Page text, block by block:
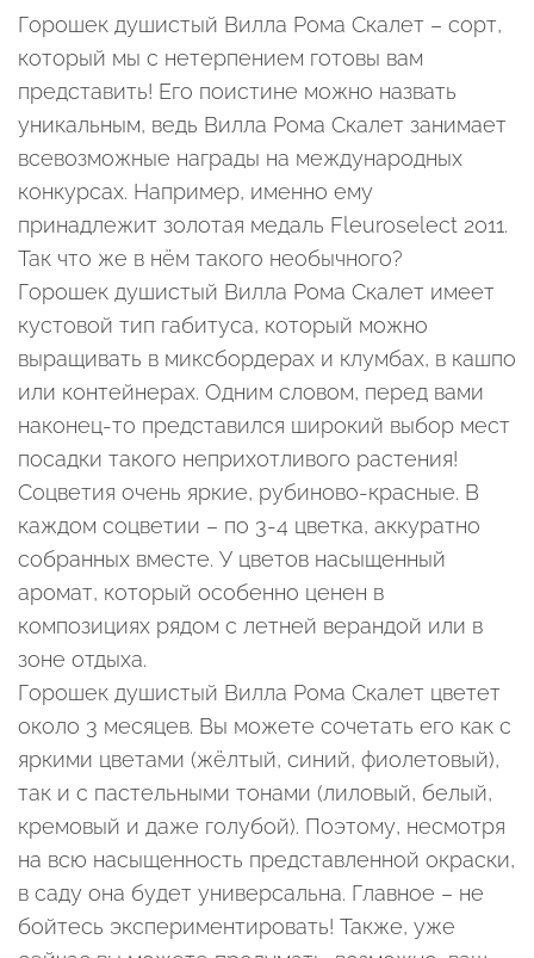
Горошек душистый Вилла Рома Скалет – сорт,
который мы с нетерпением готовы вам
представить! Его поистине можно назвать
уникальным, ведь Вилла Рома Скалет занимает
всевозможные награды на международных
конкурсах. Например, именно ему
принадлежит золотая медаль Fleuroselect 2011.
Так что же в нём такого необычного?
Горошек душистый Вилла Рома Скалет имеет
кустовой тип габитуса, который можно
выращивать в миксбордерах и клумбах, в кашпо
или контейнерах. Одним словом, перед вами
наконец-то представился широкий выбор мест
посадки такого неприхотливого растения!
Соцветия очень яркие, рубиново-красные. В
каждом соцветии – по 3-4 цветка, аккуратно
собранных вместе. У цветов насыщенный
аромат, который особенно ценен в
композициях рядом с летней верандой или в
зоне отдыха.
Горошек душистый Вилла Рома Скалет цветет
около 3 месяцев. Вы можете сочетать его как с
яркими цветами (жёлтый, синий, фиолетовый),
так и с пастельными тонами (лиловый, белый,
кремовый и даже голубой). Поэтому, несмотря
на всю насыщенность представленной окраски,
в саду она будет универсальна. Главное – не
бойтесь экспериментировать! Также, уже